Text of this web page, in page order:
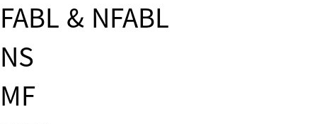
FABL & NFABL
NS
MF